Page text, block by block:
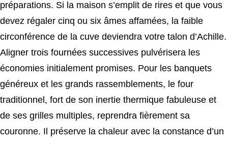
préparations. Si la maison s’emplit de rires et que vous
devez régaler cinq ou six âmes affamées, la faible
circonférence de la cuve deviendra votre talon d’Achille.
Aligner trois fournées successives pulvérisera les
économies initialement promises. Pour les banquets
généreux et les grands rassemblements, le four
traditionnel, fort de son inertie thermique fabuleuse et
de ses grilles multiples, reprendra fièrement sa
couronne. Il préserve la chaleur avec la constance d’un